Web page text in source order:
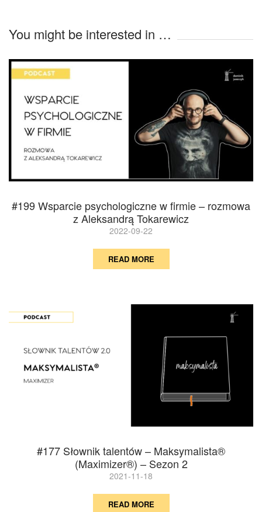
You might be interested in …
#199 Wsparcie psychologiczne w firmie – rozmowa
z Aleksandrą Tokarewicz
2022-09-22
READ MORE
#177 Słownik talentów – Maksymalista®
(Maximizer®) – Sezon 2
2021-11-18
READ MORE